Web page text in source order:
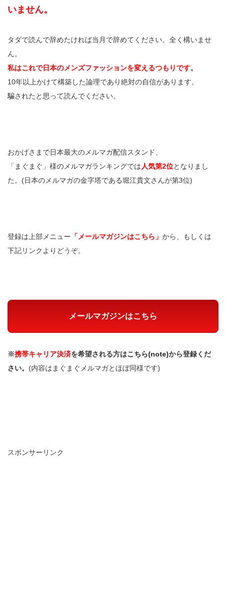
いません。
タダで読んで辞めたければ当月で辞めてください。全く構いませ
ん。
私はこれで日本のメンズファッションを変えるつもりです。
10年以上かけて構築した論理であり絶対の自信があります。
騙されたと思って読んでください。
おかげさまで日本最大のメルマガ配信スタンド、
「まぐまぐ」様のメルマガランキングでは 人気第2位となりまし
た。(日本のメルマガの金字塔である堀江貴文さんが第3位)
登録は上部メニュー 「メールマガジンはこちら」 から、もしくは
下記リンクよりどうぞ。
メールマガジンはこちら
※携帯キャリア決済を希望される方はこちら(note)から登録くだ
さい。 (内容はまぐまぐメルマガとほぼ同様です)
スポンサーリンク